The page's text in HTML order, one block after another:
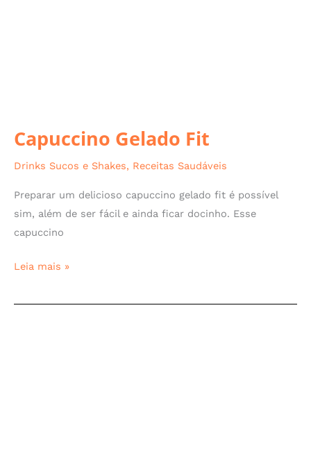
Capuccino Gelado Fit
Drinks Sucos e Shakes, Receitas Saudáveis
Preparar um delicioso capuccino gelado fit é possível
sim, além de ser fácil e ainda ficar docinho. Esse
capuccino
Leia mais »